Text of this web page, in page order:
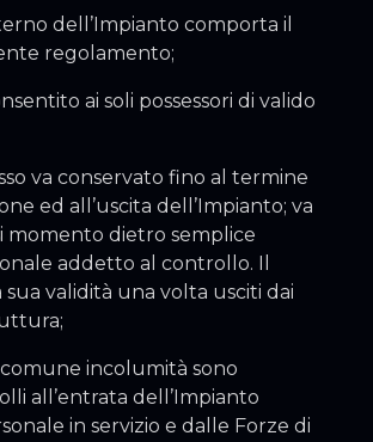
dell’Impianto comporta il
regolamento;
ai soli possessori di valido
va conservato fino al termine
ed all’uscita dell’Impianto; va
momento dietro semplice
addetto al controllo. Il
validità una volta usciti dai
incolumità sono
all’entrata dell’Impianto
in servizio e dalle Forze di